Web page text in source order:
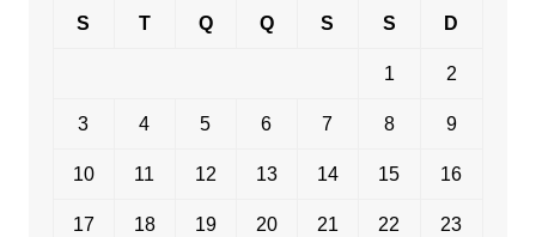
S T Q Q S S D
1 2
3 4 5 6 7 8 9
10 11 12 13 14 15 16
17 18 19 20 21 22 23